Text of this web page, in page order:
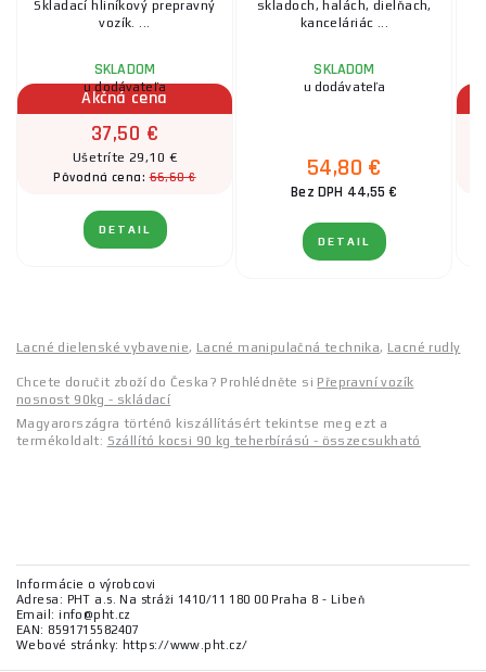
Skladací hliníkový prepravný
vozík. ...
SKLADOM
u dodávateľa
Akčná cena
37,50 €
Ušetríte 29,10 €
Pôvodná cena:66,60 €
DETAIL
skladoch, halách, dielňach,
kanceláriác ...
SKLADOM
u dodávateľa
54,80 €
Bez DPH 44,55 €
DETAIL
Lacné dielenské vybavenie, Lacné manipulačná technika, Lacné rudly
Chcete doručit zboží do Česka? Prohlédněte si Přepravní vozík
nosnost 90kg - skládací
Magyarországra történő kiszállításért tekintse meg ezt a
termékoldalt: Szállító kocsi 90 kg teherbírású - összecsukható
Informácie o výrobcovi
Adresa: PHT a.s. Na stráži 1410/11 180 00 Praha 8 - Libeň
Email: info@pht.cz
EAN: 8591715582407
Webové stránky: https://www.pht.cz/